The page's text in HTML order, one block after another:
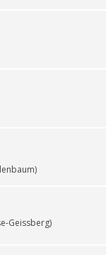
Geissberg)